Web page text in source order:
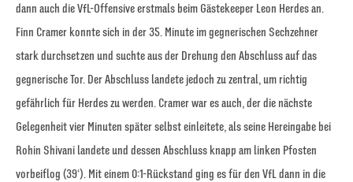
dann auch die VfL-Offensive erstmals beim Gästekeeper Leon Herdes an.
Finn Cramer konnte sich in der 35. Minute im gegnerischen Sechzehner
stark durchsetzen und suchte aus der Drehung den Abschluss auf das
gegnerische Tor. Der Abschluss landete jedoch zu zentral, um richtig
gefährlich für Herdes zu werden. Cramer war es auch, der die nächste
Gelegenheit vier Minuten später selbst einleitete, als seine Hereingabe bei
Rohin Shivani landete und dessen Abschluss knapp am linken Pfosten
vorbeiflog (39‘). Mit einem 0:1-Rückstand ging es für den VfL dann in die